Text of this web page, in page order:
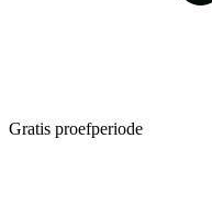
Gratis proefperiode